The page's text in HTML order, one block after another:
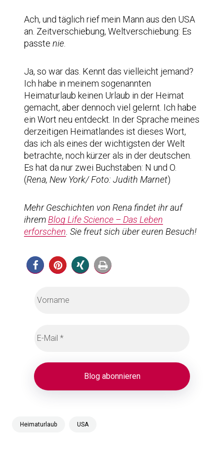
Ach, und täglich rief mein Mann aus den USA
an. Zeitverschiebung, Weltverschiebung: Es
passte nie
Ja, so war das. Kennt das vielleicht jemand?
Ich habe in meinem sogenannten
Heimaturlaub keinen Urlaub in der Heimat
gemacht, aber dennoch viel gelernt. Ich habe
ein Wort neu entdeckt. In der Sprache meines
derzeitigen Heimatlandes ist dieses Wort,
das ich als eines der wichtigsten der Welt
betrachte, noch kürzer als in der deutschen.
Es hat da nur zwei Buchstaben: N und O.
(Rena, New York/ Foto: Judith Marnet)
Mehr Geschichten von Rena findet ihr auf
ihrem Blog Life Science – Das Leben
erforschen . Sie freut sich über euren Besuch!
Heimaturlaub USA